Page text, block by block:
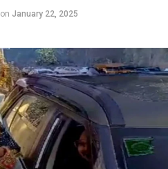
on January 22, 2025